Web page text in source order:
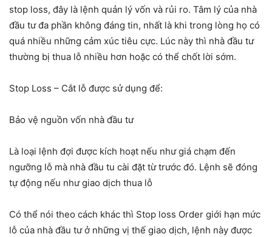
stop loss, đây là lệnh quản lý vốn và rủi ro. Tâm lý của nhà
đầu tư đa phần không đáng tin, nhất là khi trong lòng họ có
quá nhiều những cảm xúc tiêu cực. Lúc này thì nhà đầu tư
thường bị thua lỗ nhiều hơn hoặc có thể chốt lời sớm.
Stop Loss – Cắt lỗ được sử dụng để:
Bảo vệ nguồn vốn nhà đầu tư
Là loại lệnh đợi được kích hoạt nếu như giá chạm đến
ngưỡng lỗ mà nhà đầu tu cài đặt từ trước đó. Lệnh sẽ đóng
tự động nếu như giao dịch thua lỗ
Có thể nói theo cách khác thì Stop loss Order giới hạn mức
lỗ của nhà đầu tư ở những vị thế giao dịch, lệnh này được